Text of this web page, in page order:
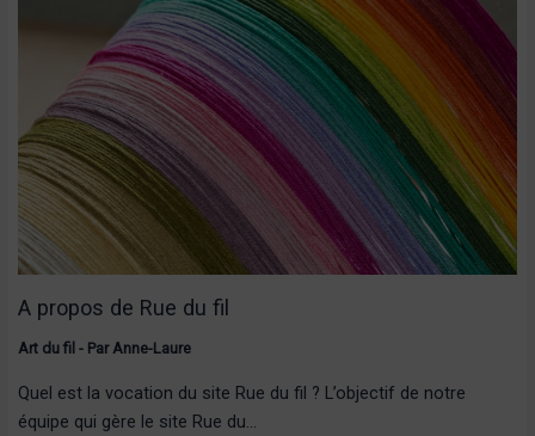
A propos de Rue du fil
Art du fil - ParAnne-Laure
Quel est la vocation du site Rue du fil ? L’objectif de notre
équipe qui gère le site Rue du…